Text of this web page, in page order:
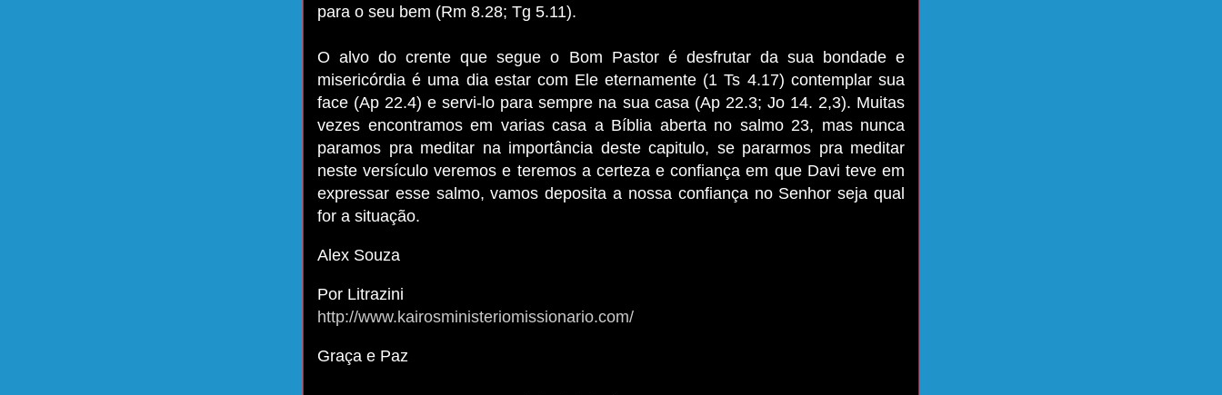
para o seu bem (Rm 8.28; Tg 5.11).
O alvo do crente que segue o Bom Pastor é desfrutar da sua bondade e
misericórdia é uma dia estar com Ele eternamente (1 Ts 4.17) contemplar sua
face (Ap 22.4) e servi-lo para sempre na sua casa (Ap 22.3; Jo 14. 2,3). Muitas
vezes encontramos em varias casa a Bíblia aberta no salmo 23, mas nunca
paramos pra meditar na importância deste capitulo, se pararmos pra meditar
neste versículo veremos e teremos a certeza e confiança em que Davi teve em
expressar esse salmo, vamos deposita a nossa confiança no Senhor seja qual
for a situação.
Alex Souza
Por Litrazini
http://www.kairosministeriomissionario.com/
Graça e Paz